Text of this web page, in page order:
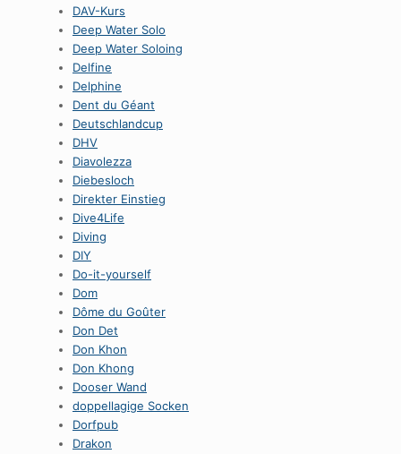
DAV-Kurs
Deep Water Solo
Deep Water Soloing
Delfine
Delphine
Dent du Géant
Deutschlandcup
DHV
Diavolezza
Diebesloch
Direkter Einstieg
Dive4Life
Diving
DIY
Do-it-yourself
Dom
Dôme du Goûter
Don Det
Don Khon
Don Khong
Dooser Wand
doppellagige Socken
Dorfpub
Drakon